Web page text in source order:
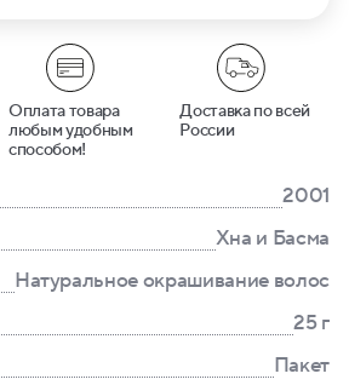
Оплата товара
любым удобным
способом!
Доставка по всей
России
2001
Хна и Басма
Натуральное окрашивание волос
25 г
Пакет